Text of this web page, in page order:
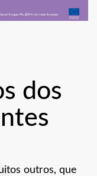
dos
outros, que